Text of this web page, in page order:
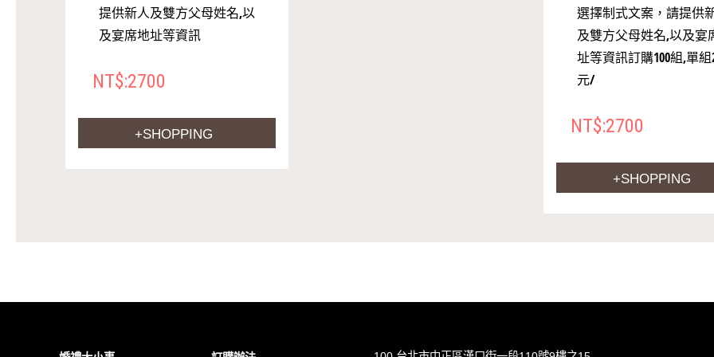
提供新人及雙方父母姓名,以
及宴席地址等資訊
NT$:2700
+SHOPPING
選擇制式文案，請提供
及雙方父母姓名,以及宴
址等資訊訂購100組,單組
元/
NT$:2700
+SHOPPING